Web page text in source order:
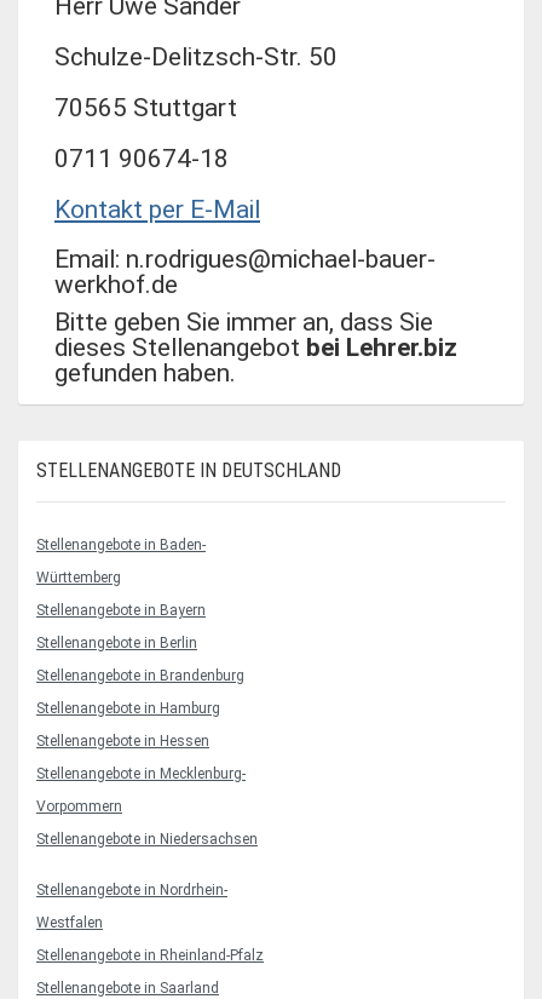
Herr Uwe Sander
Schulze-Delitzsch-Str. 50
70565 Stuttgart
0711 90674-18
Kontakt per E-Mail
Email: n.rodrigues@michael-bauer-
werkhof.de
Bitte geben Sie immer an, dass Sie
dieses Stellenangebot bei Lehrer.biz
gefunden haben.
STELLENANGEBOTE IN DEUTSCHLAND
Stellenangebote in Baden-
Württemberg
Stellenangebote in Bayern
Stellenangebote in Berlin
Stellenangebote in Brandenburg
Stellenangebote in Hamburg
Stellenangebote in Hessen
Stellenangebote in Mecklenburg-
Vorpommern
Stellenangebote in Niedersachsen
Stellenangebote in Nordrhein-
Westfalen
Stellenangebote in Rheinland-Pfalz
Stellenangebote in Saarland